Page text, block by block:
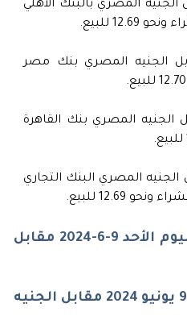
المصري بالبنك الأهلي
الجنيه المصري بنك مصر
المصري بنك القاهرة
المصري البنك التجاري
سعر الريال السعودى اليوم الأحد 9-6-2024 مقابل
سعر الدولار اليوم الأحد 9 يونيو 2024 مقابل الجنيه